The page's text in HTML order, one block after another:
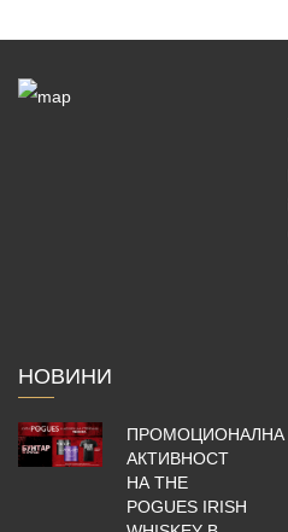
НОВИНИ
ПРОМОЦИОНАЛНА
АКТИВНОСТ
НА THE
POGUES IRISH